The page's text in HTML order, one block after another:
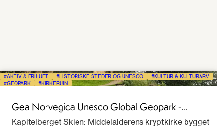
AKTIV & FRILUFT HISTORISKE STEDER OG UNESCO
KULTUR & KULTURARV
GEOPARK
KIRKERUIN
Gea Norvegica Unesco Global Geopark -
Kapitelberget
Kapitelberget Skien: Middelalderens kryptkirke bygget